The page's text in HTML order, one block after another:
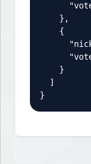
    },
    {
    }
  ]
}